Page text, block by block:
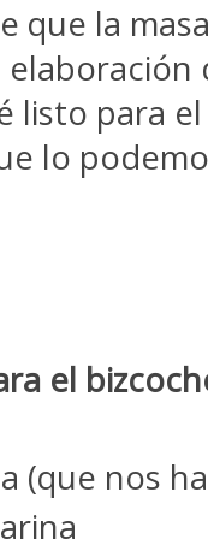
que la
listo para
lo
el
(que nos